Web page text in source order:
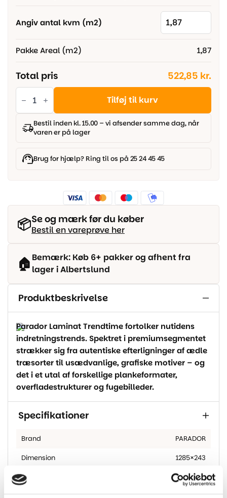
Angiv antal kvm (m2)
Pakke Areal (m2) 1,87
Total pris 522,85 kr.
Parador
Hydron
-
Montana
kalket
planke
antal
Tilføj til kurv
Bestil inden kl. 15.00 – vi afsender samme dag, når
varen er på lager
Brug for hjælp? Ring til os på 25 24 45 45
📦Se og mærk før du køber
Bestil en vareprøve her
🏠 Bemærk: Køb 6+ pakker og afhent fra
lager i Albertslund
Produktbeskrivelse
Parador Laminat Trendtime fortolker nutidens
indretningstrends. Spektret i premiumsegmentet
strækker sig fra autentiske efterligninger af ædle
træsorter til usædvanlige, grafiske motiver – og
det i et utal af forskellige plankeformater,
overfladestrukturer og fugebilleder.
Specifikationer
Brand PARADOR
Dimension 1285×243
Tykkelse I
Mm
9